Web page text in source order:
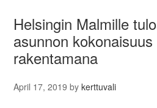
Helsingin Malmille
asunnon
rakentamana
April 17, 2019 bykerttuvali